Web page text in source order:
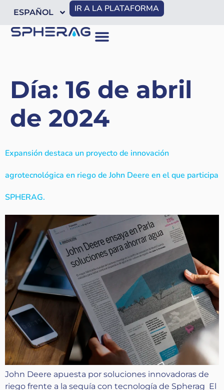
ESPAÑOL IR A LA PLATAFORMA
Día: 16 de abril
de 2024
Expansión destaca un proyecto de innovación
agrotecnológica en riego de John Deere en el que participa
SPHERAG.
John Deere apuesta por soluciones innovadoras de
riego frente a la sequía con tecnología de Spherag El